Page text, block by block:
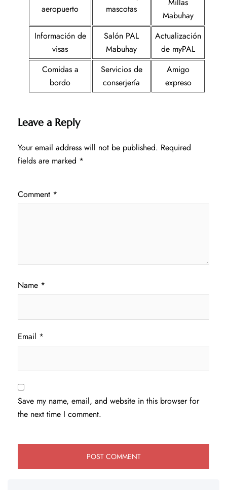
aeropuerto
mascotas
Millas
Mabuhay
Información de
visas
Salón PAL
Mabuhay
Actualización
de myPAL
Comidas a
bordo
Servicios de
conserjería
Amigo
expreso
Leave a Reply
Your email address will not be published. Required
fields are marked *
Comment *
Name *
Email *
Save my name, email, and website in this browser for
the next time I comment.